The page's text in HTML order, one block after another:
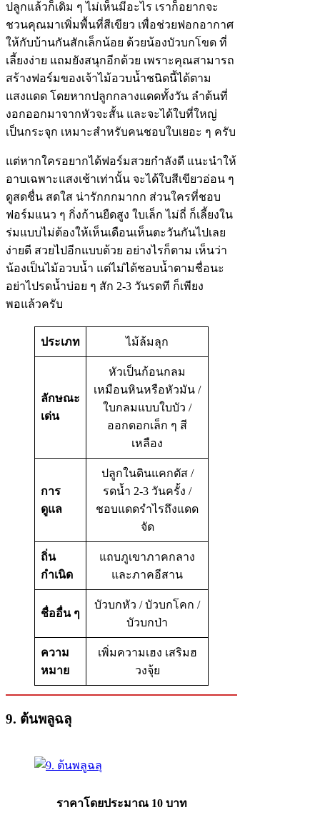
ปลูกแล้วก็เดิม ๆ ไม่เห็นมีอะไร เราก็อยากจะ
ชวนคุณมาเพิ่มพื้นที่สีเขียว เพื่อช่วยฟอกอากาศ
ให้กับบ้านกันสักเล็กน้อย ด้วยน้องบัวบกโขด ที่
เลี้ยงง่าย แถมยังสนุกอีกด้วย เพราะคุณสามารถ
สร้างฟอร์มของเจ้าไม้อวบน้ำชนิดนี้ได้ตาม
แสงแดด โดยหากปลูกกลางแดดทั้งวัน ลำต้นที่
งอกออกมาจากหัวจะสั้น และจะได้ใบที่ใหญ่
เป็นกระจุก เหมาะสำหรับคนชอบใบเยอะ ๆ ครับ
แต่หากใครอยากได้ฟอร์มสวยกำลังดี แนะนำให้
อาบเฉพาะแสงเช้าเท่านั้น จะได้ใบสีเขียวอ่อน ๆ
ดูสดชื่น สดใส น่ารักกกมากก ส่วนใครที่ชอบ
ฟอร์มแนว ๆ กิ่งก้านยืดสูง ใบเล็ก ไม่ถี่ ก็เลี้ยงใน
ร่มแบบไม่ต้องให้เห็นเดือนเห็นตะวันกันไปเลย
ง่ายดี สวยไปอีกแบบด้วย อย่างไรก็ตาม เห็นว่า
น้องเป็นไม้อวบน้ำ แต่ไม่ได้ชอบน้ำตามชื่อนะ
อย่าไปรดน้ำบ่อย ๆ สัก 2-3 วันรดที ก็เพียง
พอแล้วครับ
ประเภท ไม้ล้มลุก
ลักษณะ
เด่น
หัวเป็นก้อนกลม
เหมือนหินหรือหัวมัน /
ใบกลมแบบใบบัว /
ออกดอกเล็ก ๆ สี
เหลือง
การ
ดูแล
ปลูกในดินแคกตัส /
รดน้ำ 2-3 วันครั้ง /
ชอบแดดรำไรถึงแดด
จัด
ถิ่น
กำเนิด
แถบภูเขาภาคกลาง
และภาคอีสาน
ชื่ออื่น ๆ
บัวบกหัว / บัวบกโคก /
บัวบกป่า
ความ
หมาย
เพิ่มความเฮง เสริมฮ
วงจุ้ย
9. ต้นพลูฉลุ
ราคาโดยประมาณ 10 บาท